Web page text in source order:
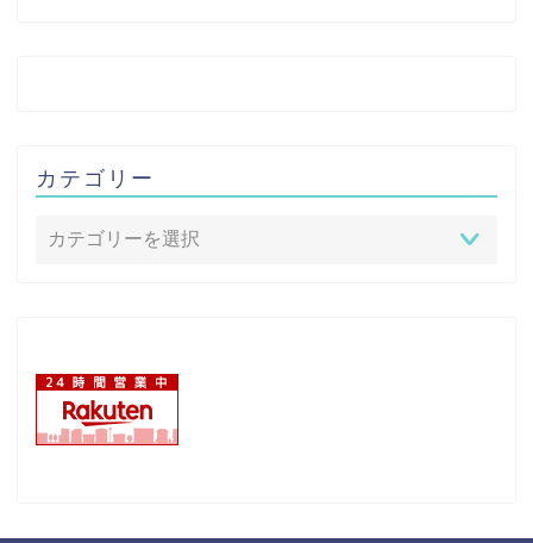
カテゴリー